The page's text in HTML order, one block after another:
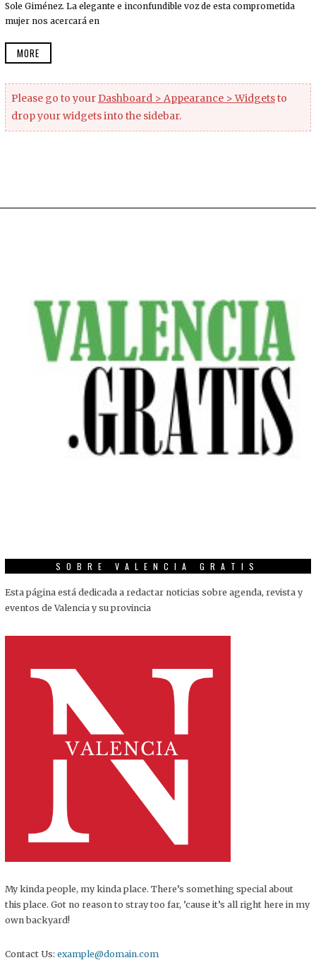
Sole Giménez. La elegante e inconfundible voz de esta comprometida
mujer nos acercará en
MORE
Please go to yourDashboard > Appearance > Widgetsto
drop your widgets into the sidebar.
SOBRE VALENCIA GRATIS
Esta página está dedicada a redactar noticias sobre agenda, revista y
eventos de Valencia y su provincia
My kinda people, my kinda place. There’s something special about
this place. Got no reason to stray too far, ’cause it’s all right here in my
own backyard!
Contact Us: example@domain.com